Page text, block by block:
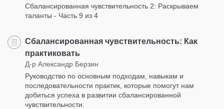
Сбалансированная чувствительность 2: Раскрываем
таланты - Часть 9 из 4
Сбалансированная чувствительность: Как
практиковать
Д-р Александр Берзин
Руководство по основным подходам, навыкам и
последовательности практик, которые помогут нам
добиться успеха в развитии сбалансированной
чувствительности.